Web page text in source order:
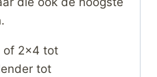
of 2×4 tot
tot